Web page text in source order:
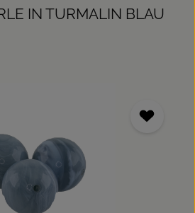
IN TURMALIN BLAU